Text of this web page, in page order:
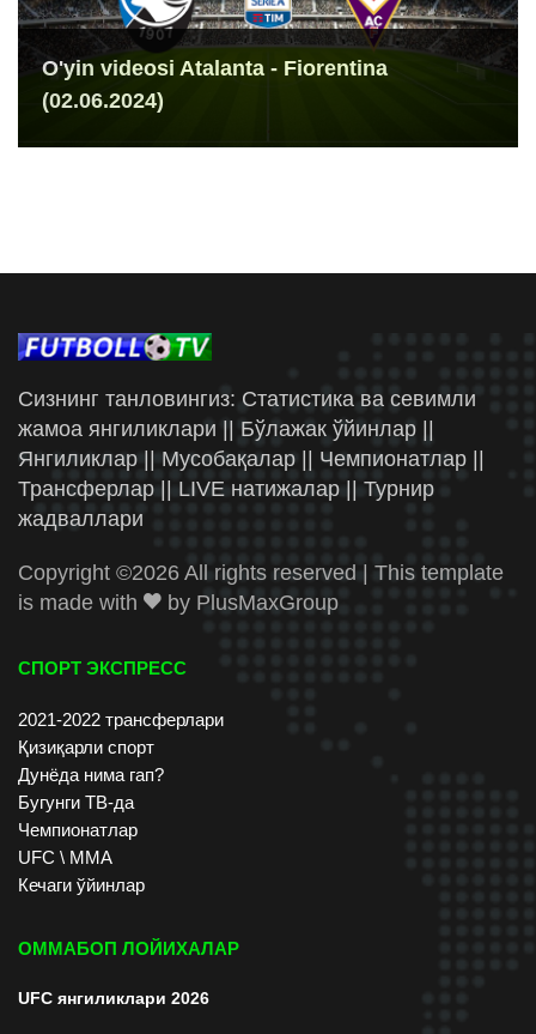
O'yin videosi Atalanta - Fiorentina
(02.06.2024)
Сизнинг танловингиз: Статистика ва севимли
жамоа янгиликлари || Бўлажак ўйинлар ||
Янгиликлар || Мусобақалар || Чемпионатлар ||
Трансферлар || LIVE натижалар || Турнир
жадваллари
Copyright ©2026 All rights reserved | This template
is made with
by PlusMaxGroup
СПОРТ ЭКСПРЕСС
2021-2022 трансферлари
Қизиқарли спорт
Дунёда нима гап?
Бугунги ТВ-да
Чемпионатлар
UFC \ ММА
Кечаги ўйинлар
ОММАБОП ЛОЙИХАЛАР
UFC янгиликлари 2026